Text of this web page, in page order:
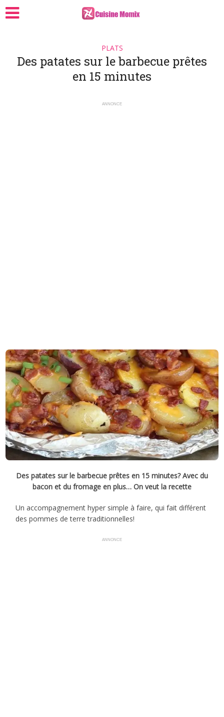
PLATS
Des patates sur le barbecue prêtes
en 15 minutes
ANNONCE
Des patates sur le barbecue prêtes en 15 minutes? Avec du
bacon et du fromage en plus… On veut la recette
Un accompagnement hyper simple à faire, qui fait différent
des pommes de terre traditionnelles!
ANNONCE